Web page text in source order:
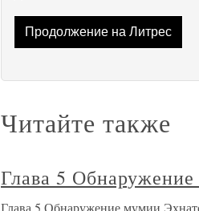
Продолжение на Литрес
Читайте также
Глава 5